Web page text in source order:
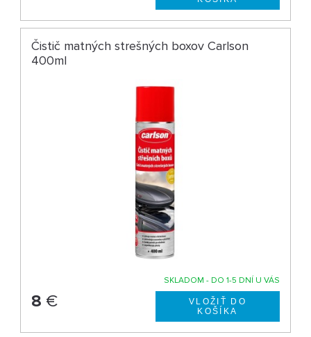
Čistič matných strešných boxov Carlson
400ml
SKLADOM - DO 1-5 DNÍ U VÁS
8 €